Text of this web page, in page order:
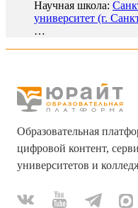
Научная школа:
университет (г.
…
Образовательная
цифровой контент,
университетов и